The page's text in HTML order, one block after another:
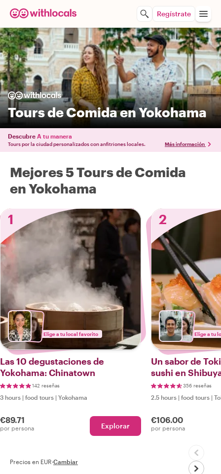
Regístrate
Tours de Comida en Yokohama
Descubre A tu manera
Tours por la ciudad personalizados con anfitriones locales. Más información
Mejores 5 Tours de Comida
en Yokohama
1
Elige a tu local favorito
Las 10 degustaciones de
Yokohama: Chinatown
142 reseñas
3 hours | food tours | Yokohama
€89.71
por persona Explorar
2
Elige a tu
Un sabor de
sushi en
356 reseñas
2.5 hours | food tours |
€106.00
por persona
Precios en EUR·Cambiar